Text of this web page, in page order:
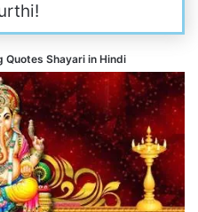
Shayari in Hindi